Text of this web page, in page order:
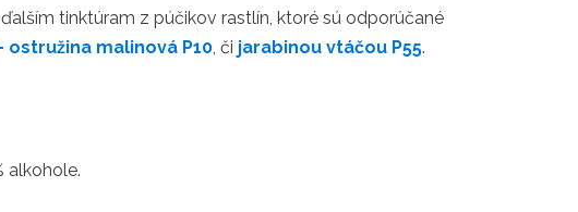
tinktúram z púčikov rastlín, ktoré sú odporúčané
ostružina malinová P10, či jarabinou vtáčou P55.
alkohole.